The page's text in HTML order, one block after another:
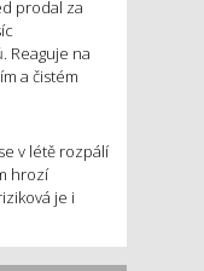
prodal za
Reaguje na
a čistém
v létě rozpálí
hrozí
je i